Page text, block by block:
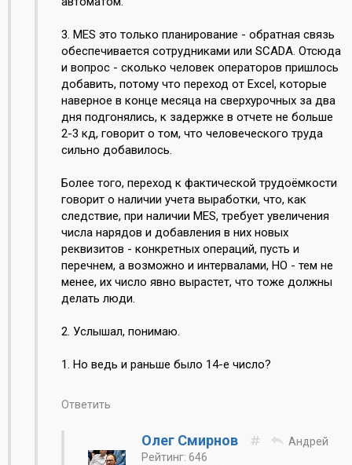
3. MES это только планирование - обратная связь
обеспечивается сотрудниками или SCADA. Отсюда
и вопрос - сколько человек операторов пришлось
добавить, потому что переход от Excel, которые
наверное в конце месяца на сверхурочных за два
дня подгонялись, к задержке в отчете не больше
2-3 кд, говорит о том, что человеческого труда
сильно добавилось.
Более того, переход к фактической трудоёмкости
говорит о наличии учета выработки, что, как
следствие, при наличии MES, требует увеличения
числа нарядов и добавления в них новых
реквизитов - конкретных операций, пусть и
перечнем, а возможно и интервалами, НО - тем не
менее, их число явно вырастет, что тоже должны
делать люди.
2. Услышал, понимаю.
1. Но ведь и раньше было 14-е число?
Ответить
Олег Смирнов
Андрей
Рейтинг: 646